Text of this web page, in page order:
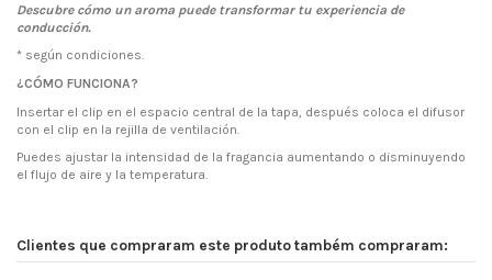
Descubre cómo un aroma puede transformar tu experiencia de
conducción.
* según condiciones.
¿CÓMO FUNCIONA?
Insertar el clip en el espacio central de la tapa, después coloca el difusor
con el clip en la rejilla de ventilación.
Puedes ajustar la intensidad de la fragancia aumentando o disminuyendo
el flujo de aire y la temperatura.
Clientes que compraram este produto também compraram: